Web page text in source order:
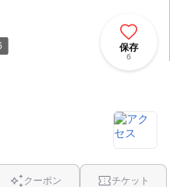
保存
6
クーポン チケット